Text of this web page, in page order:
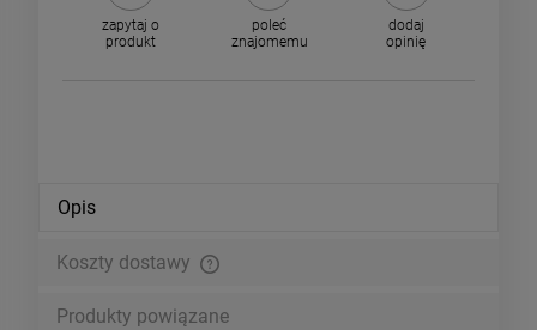
zapytaj o
produkt
poleć
znajomemu
dodaj
opinię
Opis
Koszty dostawy
Produkty powiązane